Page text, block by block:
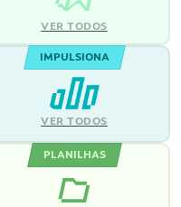
VER TODOS
IMPULSIONA
VER TODOS
PLANILHAS